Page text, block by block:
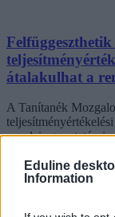
Eduline
Information
átalakulhat a
A Tanítanék
szerdai egyeztetései
felfüggesztéshez